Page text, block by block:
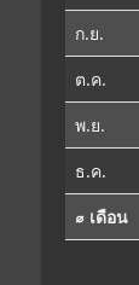
ก.ย.
ต.ค.
พ.ย.
ธ.ค.
⌀ เดือน